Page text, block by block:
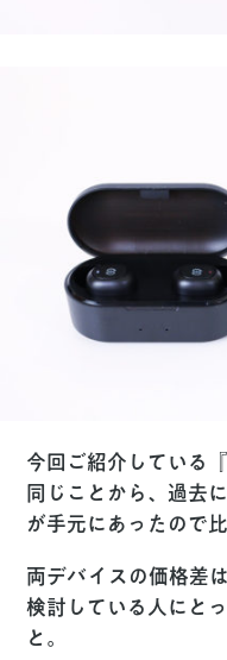
今回ご紹介している
同じことから、過去
が手元にあったので
両デバイスの価格差
検討している人にと
と。